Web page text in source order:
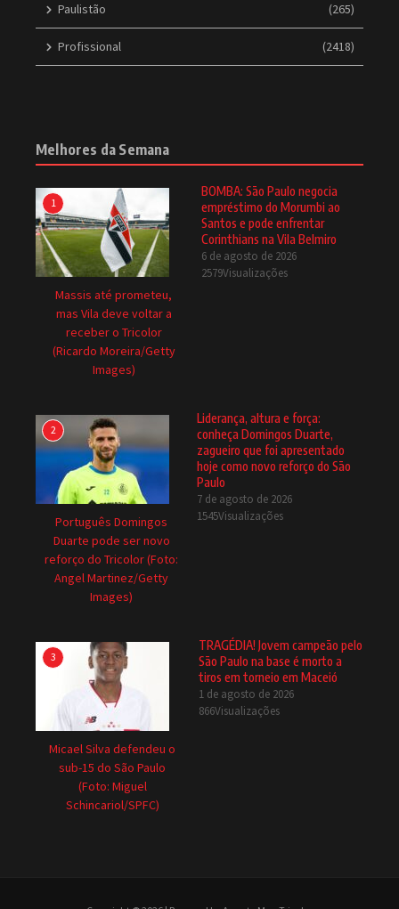
Paulistão (265)
Profissional (2418)
Melhores da Semana
1
Massis até prometeu,
mas Vila deve voltar a
receber o Tricolor
(Ricardo Moreira/Getty
Images)
BOMBA: São Paulo negocia
empréstimo do Morumbi ao
Santos e pode enfrentar
Corinthians na Vila Belmiro
6 de agosto de 2026
2579Visualizações
2
Português Domingos
Duarte pode ser novo
reforço do Tricolor (Foto:
Angel Martinez/Getty
Images)
Liderança, altura e força:
conheça Domingos Duarte,
zagueiro que foi apresentado
hoje como novo reforço do São
Paulo
7 de agosto de 2026
1545Visualizações
3
Micael Silva defendeu o
sub-15 do São Paulo
(Foto: Miguel
Schincariol/SPFC)
TRAGÉDIA! Jovem campeão pelo
São Paulo na base é morto a
tiros em torneio em Maceió
1 de agosto de 2026
866Visualizações